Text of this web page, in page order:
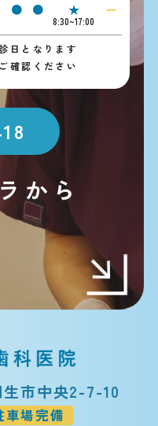
● ● ★
8:30~17:00
ー
日となります
ご確認ください
から
市中央2-7-10
車場完備